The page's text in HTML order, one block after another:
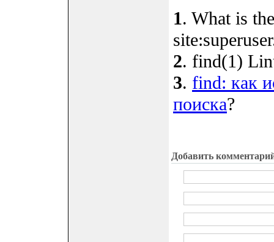
1. What is
2. find(1)
3. find: как
поиска?
Добавить